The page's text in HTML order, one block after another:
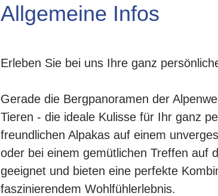
Allgemeine Infos
Erleben Sie bei uns Ihre ganz
Gerade die Bergpanoramen der
Tieren - die ideale Kulisse für Ihr ganz
freundlichen Alpakas auf einem
oder bei einem gemütlichen Treffen auf
geeignet und bieten eine perfekte
faszinierendem Wohlfühlerlebnis.